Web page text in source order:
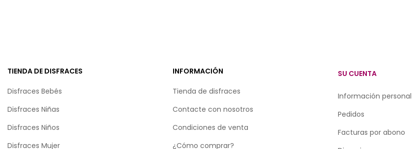
TIENDA DE DISFRACES
Disfraces Bebés
Disfraces Niñas
Disfraces Niños
Disfraces Mujer
INFORMACIÓN
Tienda de disfraces
Contacte con nosotros
Condiciones de venta
¿Cómo comprar?
SU CUENTA
Información personal
Pedidos
Facturas por abono